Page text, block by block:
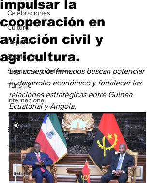
Celebraciones
Cultura
Deportes
Economia
Seguridad y Defensa
Turismo
Internacional
Politca Exterior
Educación
Justicia
INTERIOR
Energia
impulsar la
cooperación en
aviación civil y
agricultura.
Los acuerdos firmados buscan potenciar
el desarrollo económico y fortalecer las
relaciones estratégicas entre Guinea
Ecuatorial y Angola.